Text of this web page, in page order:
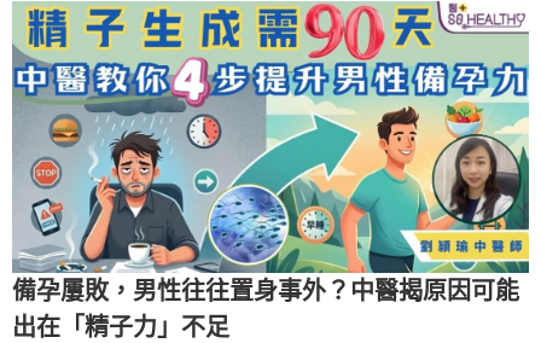
備孕屢敗，男性往往置身事外？中醫揭原因可能
出在「精子力」不足